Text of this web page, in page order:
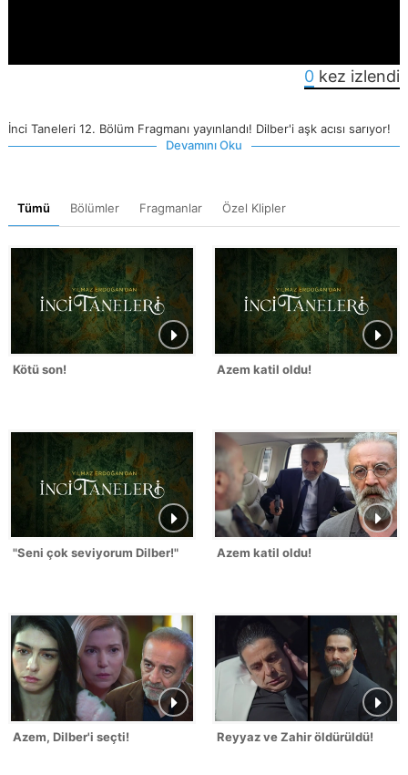
0 kez izlendi
İnci Taneleri 12. Bölüm Fragmanı yayınlandı! Dilber'i aşk acısı sarıyor!
Devamını Oku
Tümü Bölümler Fragmanlar Özel Klipler
Kötü son! Azem katil oldu!
"Seni çok seviyorum Dilber!" Azem katil oldu!
Azem, Dilber'i seçti! Reyyaz ve Zahir öldürüldü!